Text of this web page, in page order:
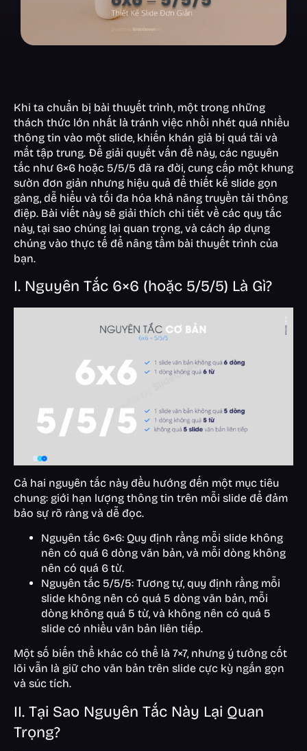
Khi ta chuẩn bị bài thuyết trình, một trong những
thách thức lớn nhất là tránh việc nhồi nhét quá nhiều
thông tin vào một slide, khiến khán giả bị quá tải và
mất tập trung. Để giải quyết vấn đề này, các nguyên
tắc như 6×6 hoặc 5/5/5 đã ra đời, cung cấp một khung
sườn đơn giản nhưng hiệu quả để thiết kế slide gọn
gàng, dễ hiểu và tối đa hóa khả năng truyền tải thông
điệp. Bài viết này sẽ giải thích chi tiết về các quy tắc
này, tại sao chúng lại quan trọng, và cách áp dụng
chúng vào thực tế để nâng tầm bài thuyết trình của
bạn.
I. Nguyên Tắc 6×6 (hoặc 5/5/5) Là Gì?
Cả hai nguyên tắc này đều hướng đến một mục tiêu
chung: giới hạn lượng thông tin trên mỗi slide để đảm
bảo sự rõ ràng và dễ đọc.
Nguyên tắc 6×6: Quy định rằng mỗi slide không
nên có quá 6 dòng văn bản, và mỗi dòng không
nên có quá 6 từ.
Nguyên tắc 5/5/5: Tương tự, quy định rằng mỗi
slide không nên có quá 5 dòng văn bản, mỗi
dòng không quá 5 từ, và không nên có quá 5
slide có nhiều văn bản liên tiếp.
Một số biến thể khác có thể là 7×7, nhưng ý tưởng cốt
lõi vẫn là giữ cho văn bản trên slide cực kỳ ngắn gọn
và súc tích.
II. Tại Sao Nguyên Tắc Này Lại Quan
Trọng?